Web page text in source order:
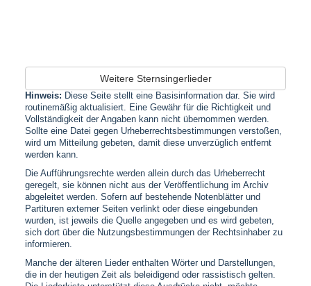
Weitere Sternsingerlieder
Hinweis: Diese Seite stellt eine Basisinformation dar. Sie wird
routinemäßig aktualisiert. Eine Gewähr für die Richtigkeit und
Vollständigkeit der Angaben kann nicht übernommen werden.
Sollte eine Datei gegen Urheberrechtsbestimmungen verstoßen,
wird um Mitteilung gebeten, damit diese unverzüglich entfernt
werden kann.
Die Aufführungsrechte werden allein durch das Urheberrecht
geregelt, sie können nicht aus der Veröffentlichung im Archiv
abgeleitet werden. Sofern auf bestehende Notenblätter und
Partituren externer Seiten verlinkt oder diese eingebunden
wurden, ist jeweils die Quelle angegeben und es wird gebeten,
sich dort über die Nutzungsbestimmungen der Rechtsinhaber zu
informieren.
Manche der älteren Lieder enthalten Wörter und Darstellungen,
die in der heutigen Zeit als beleidigend oder rassistisch gelten.